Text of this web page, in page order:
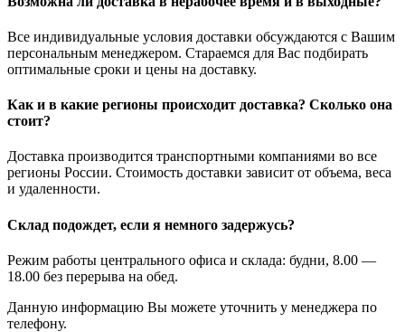
Все индивидуальные условия доставки обсуждаются с Вашим
персональным менеджером. Стараемся для Вас подбирать
оптимальные сроки и цены на доставку.
Как и в какие регионы происходит доставка? Сколько она
стоит?
Доставка производится транспортными компаниями во все
регионы России. Стоимость доставки зависит от объема, веса
и удаленности.
Склад подождет, если я немного задержусь?
Режим работы центрального офиса и склада: будни, 8.00 —
18.00 без перерыва на обед.
Данную информацию Вы можете уточнить у менеджера по
телефону.